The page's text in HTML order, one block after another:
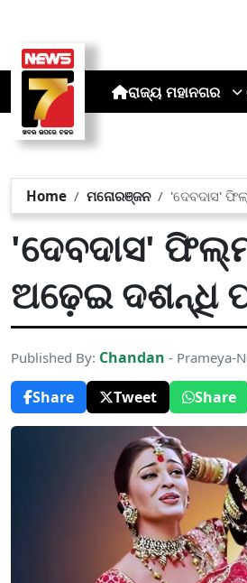
ରାଜ୍ୟ ମହାନଗର
Home ମନୋରଞ୍ଜନ 'ଦେବଦାସ'
'ଦେବଦାସ' ଫିଲ୍ମ
ଅଢ଼େଇ ଦଶନ୍ଧି
Published By: Chandan - Prameya-
Share
Tweet Share